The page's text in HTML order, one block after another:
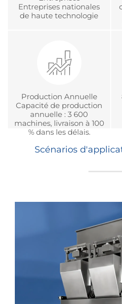
Entreprises nationales
de haute technologie
Production Annuelle
Capacité de production
annuelle : 3 600
machines, livraison à 100
% dans les délais.
Scénarios